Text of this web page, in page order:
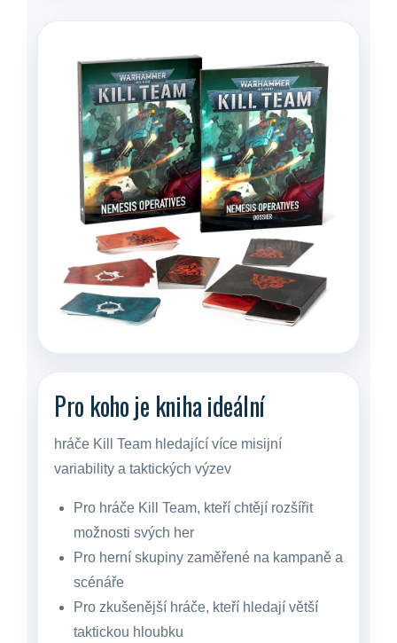
Pro koho je kniha ideální
hráče Kill Team hledající více misijní
variability a taktických výzev
Pro hráče Kill Team, kteří chtějí rozšířit
možnosti svých her
Pro herní skupiny zaměřené na kampaně a
scénáře
Pro zkušenější hráče, kteří hledají větší
taktickou hloubku